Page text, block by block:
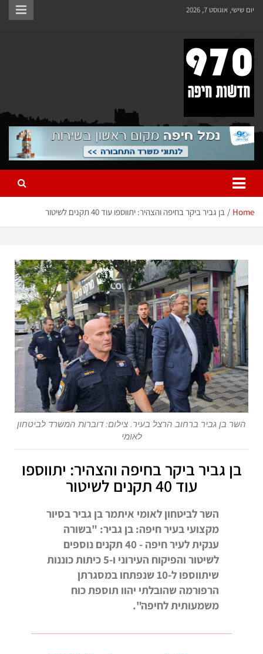
יום שישי, אוגוסט 7, 2026
970 חדשות חיפה
970 חדשות חיפה
Home בן גביר ביקר בחיפה והצהיר: יתווספו עוד 40 תקנים לשיטור
השר בן גביר ברחוב הרצל בעיר. צילום: דוברות המשרד לביטחון
לאומי
בן גביר ביקר בחיפה והצהיר: יתווספו
עוד 40 תקנים לשיטור
השר לביטחון לאומי איתמר בן גביר בסיור
מקצועי בעיר חיפה: בן גביר: "בשורה
ענקית לעיר חיפה - 40 תקנים נוספים
לשיטור והפיקוח העירוני ו-5 כיתות כוננות
שיתווספו ל-10 שנפתחו במסגרתן
הרפורמה שהובלתי יהוו תוספת כוח
משמעותית לחיפה".